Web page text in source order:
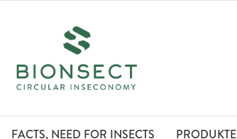
FACTS, NEED FOR INSECTS PRODUKTE